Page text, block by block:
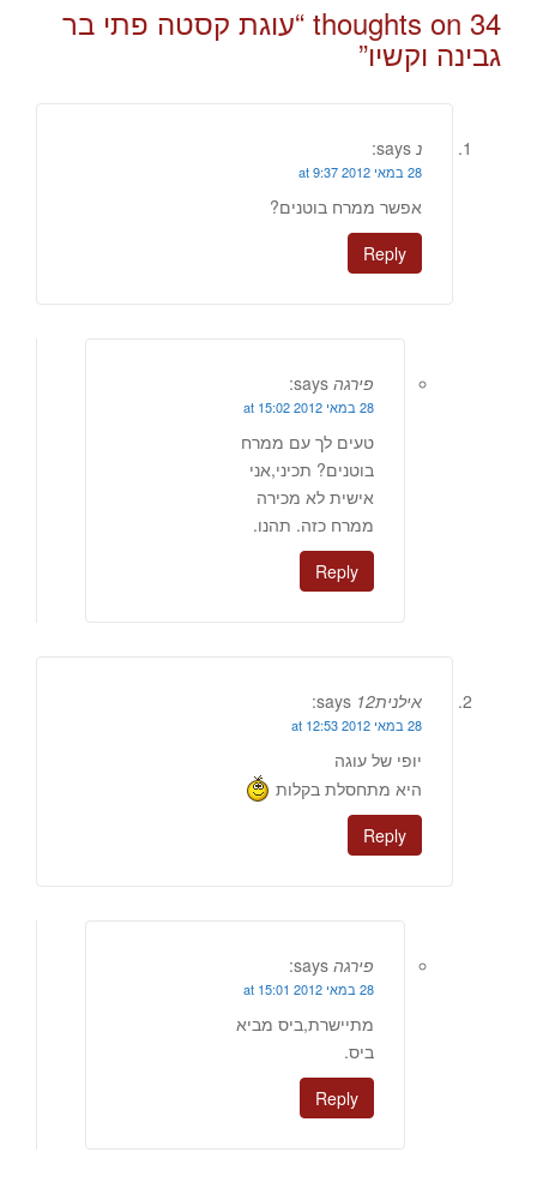
34 thoughts on “ עוגת קסטה פתי בר
גבינה וקשיו”
נ says:
28 במאי 2012 at 9:37
אפשר ממרח בוטנים?
Reply
פירגה says:
28 במאי 2012 at 15:02
טעים לך עם ממרח
בוטנים? תכיני,אני
אישית לא מכירה
ממרח כזה. תהנו.
Reply
אילנית12 says:
28 במאי 2012 at 12:53
יופי של עוגה
היא מתחסלת בקלות
Reply
פירגה says:
28 במאי 2012 at 15:01
מתיישרת,ביס מביא
ביס.
Reply